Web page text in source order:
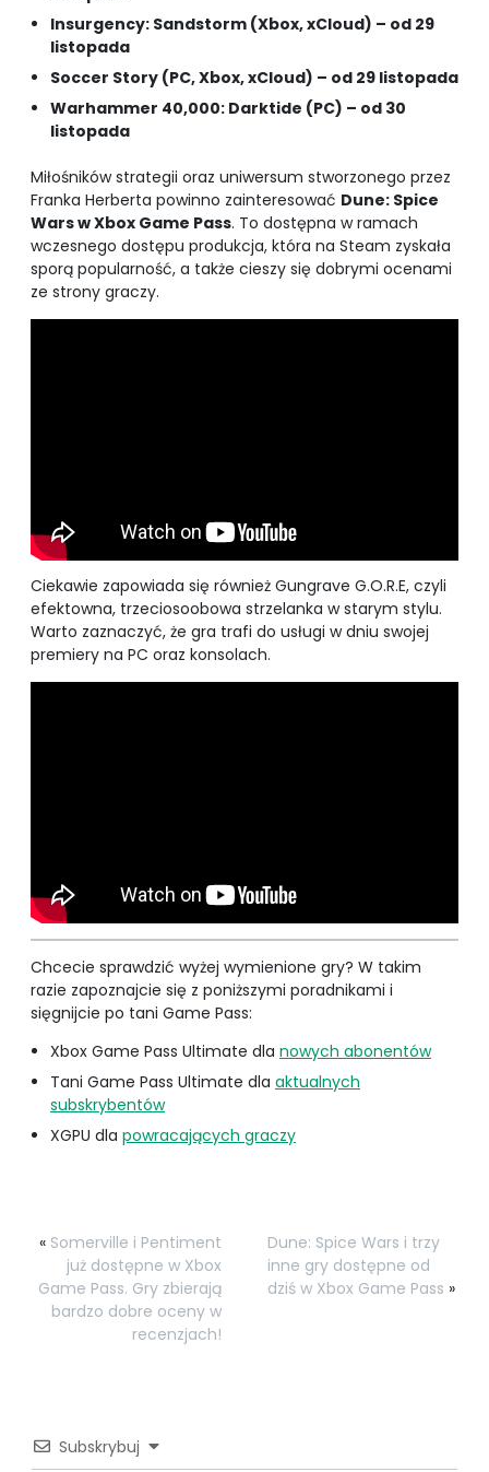
Insurgency: Sandstorm (Xbox, xCloud) – od 29
listopada
Soccer Story (PC, Xbox, xCloud) – od 29 listopada
Warhammer 40,000: Darktide (PC) – od 30
listopada
Miłośników strategii oraz uniwersum stworzonego przez
Franka Herberta powinno zainteresować Dune: Spice
Wars w Xbox Game Pass. To dostępna w ramach
wczesnego dostępu produkcja, która na Steam zyskała
sporą popularność, a także cieszy się dobrymi ocenami
ze strony graczy.
Ciekawie zapowiada się również Gungrave G.O.R.E, czyli
efektowna, trzeciosoobowa strzelanka w starym stylu.
Warto zaznaczyć, że gra trafi do usługi w dniu swojej
premiery na PC oraz konsolach.
Chcecie sprawdzić wyżej wymienione gry? W takim
razie zapoznajcie się z poniższymi poradnikami i
sięgnijcie po tani Game Pass:
Xbox Game Pass Ultimate dla nowych abonentów
Tani Game Pass Ultimate dla aktualnych
subskrybentów
XGPU dla powracających graczy
« Somerville i Pentiment
już dostępne w Xbox
Game Pass. Gry zbierają
bardzo dobre oceny w
recenzjach!
Dune: Spice Wars i trzy
inne gry dostępne od
dziś w Xbox Game Pass »
Subskrybuj